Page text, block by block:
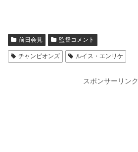
前日会見 監督コメント
チャンピオンズ ルイス・エンリケ
スポンサーリンク